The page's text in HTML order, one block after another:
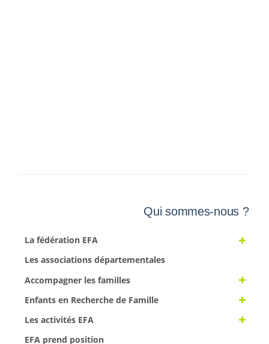
Qui sommes-nous ?
La fédération EFA
Les associations départementales
Accompagner les familles
Enfants en Recherche de Famille
Les activités EFA
EFA prend position